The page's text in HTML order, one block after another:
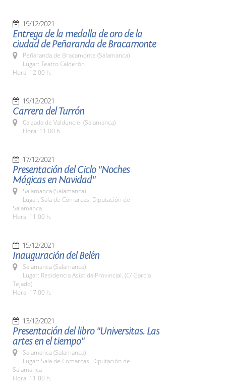
19/12/2021
Entrega de la medalla de oro de la
ciudad de Peñaranda de Bracamonte
Peñaranda de Bracamonte (Salamanca)
Lugar: Teatro Calderón
Hora: 12.00 h.
19/12/2021
Carrera del Turrón
Calzada de Valdunciel (Salamanca)
Hora: 11.00 h.
17/12/2021
Presentación del Ciclo "Noches
Mágicas en Navidad"
Salamanca (Salamanca)
Lugar: Sala de Comarcas. Diputación de
Salamanca
Hora: 11:00 h.
15/12/2021
Inauguración del Belén
Salamanca (Salamanca)
Lugar: Residencia Asistida Provincial. (C/ García
Tejado)
Hora: 17:00 h.
13/12/2021
Presentación del libro "Universitas. Las
artes en el tiempo"
Salamanca (Salamanca)
Lugar: Sala de Comarcas. Diputación de
Salamanca
Hora: 11:00 h.